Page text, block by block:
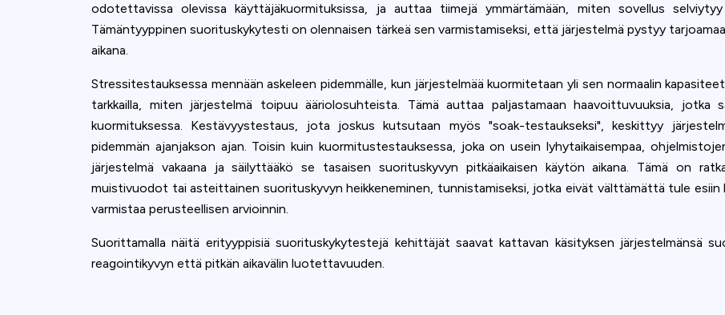
odotettavissa olevissa käyttäjäkuormituksissa, ja auttaa tiimejä ymmärtämään, miten sovellus
Tämäntyyppinen suorituskykytesti on olennaisen tärkeä sen varmistamiseksi, että järjestelmä pystyy
aikana.
Stressitestauksessa mennään askeleen pidemmälle, kun järjestelmää kuormitetaan yli sen normaalin
tarkkailla, miten järjestelmä toipuu ääriolosuhteista. Tämä auttaa paljastamaan haavoittuvuuksia, jotka
kuormituksessa. Kestävyystestaus, jota joskus kutsutaan myös "soak-testaukseksi", keskittyy
pidemmän ajanjakson ajan. Toisin kuin kuormitustestauksessa, joka on usein lyhytaikaisempaa,
järjestelmä vakaana ja säilyttääkö se tasaisen suorituskyvyn pitkäaikaisen käytön aikana. Tämä on
muistivuodot tai asteittainen suorituskyvyn heikkeneminen, tunnistamiseksi, jotka eivät välttämättä tule esiin
varmistaa perusteellisen arvioinnin.
Suorittamalla näitä erityyppisiä suorituskykytestejä kehittäjät saavat kattavan käsityksen järjestelmänsä
reagointikyvyn että pitkän aikavälin luotettavuuden.